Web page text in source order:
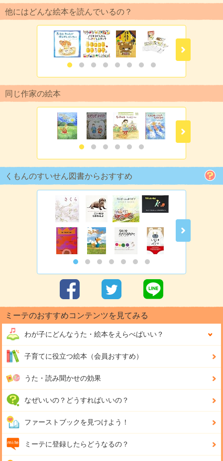
他にはどんな絵本を読んでいるの？
同じ作家の絵本
くもんのすいせん図書からおすすめ
ミーテのおすすめコンテンツを見てみる
わが子にどんなうた・絵本をえらべばいい？
子育てに役立つ絵本（会員おすすめ）
うた・読み聞かせの効果
なぜいいの？どうすればいいの？
ファーストブックを見つけよう！
ミーテに登録したらどうなるの？